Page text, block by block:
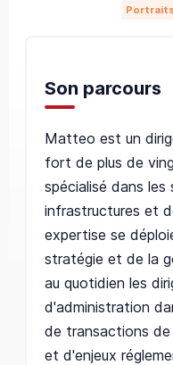
Portraits
Son parcours
Matteo est un
fort de plus de
spécialisé dans les
infrastructures et
expertise se
stratégie et de la
au quotidien les
d'administration
de transactions
et d'enjeux